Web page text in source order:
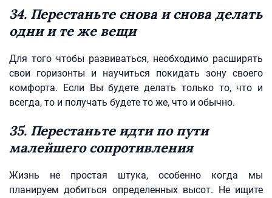
34. Перестаньте снова и снова делать
одни и те же вещи
Для того чтобы развиваться, необходимо расширять
свои горизонты и научиться покидать зону своего
комфорта. Если Вы будете делать только то, что и
всегда, то и получать будете то же, что и обычно.
35. Перестаньте идти по пути
малейшего сопротивления
Жизнь не простая штука, особенно когда мы
планируем добиться определенных высот. Не ищите